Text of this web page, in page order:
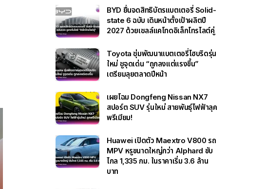
BYD ยื่นจดสิทธิบัตรแบตเตอรี่ Solid-
state 6 ฉบับ เดินหน้าตั้งเป้าผลิตปี
2027 ด้วยเซลล์แคโทดอิเล็กโทรไลต์คู่
Toyota ซุ่มพัฒนาแบตเตอรี่ไฮบริดรุ่น
ใหม่ ชูจุดเด่น “ถูกลงแต่แรงขึ้น”
เตรียมลุยตลาดปีหน้า
เผยโฉม Dongfeng Nissan NX7
สปอร์ต SUV รุ่นใหม่ สายพันธุ์ไฟฟ้าลุค
พรีเมียม!
Huawei เปิดตัว Maextro V800 รถ
MPV หรูขนาดใหญ่กว่า Alphard ขับ
ไกล 1,335 กม. ในราคาเริ่ม 3.6 ล้าน
บาท